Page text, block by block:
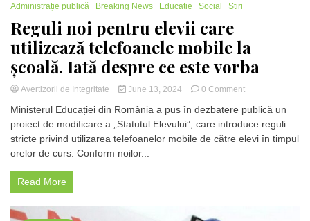
Administrație publică Breaking News Educatie Social Stiri
Reguli noi pentru elevii care
utilizează telefoanele mobile la
școală. Iată despre ce este vorba
Avertizorii de Integritate June 13, 2024 0 Commenton
noi
pentru
elevii
Ministerul Educației din România a pus în dezbatere publică un
proiect de modificare a „Statutul Elevului”, care introduce reguli
stricte privind utilizarea telefoanelor mobile de către elevi în timpul
orelor de curs. Conform noilor...
Read More